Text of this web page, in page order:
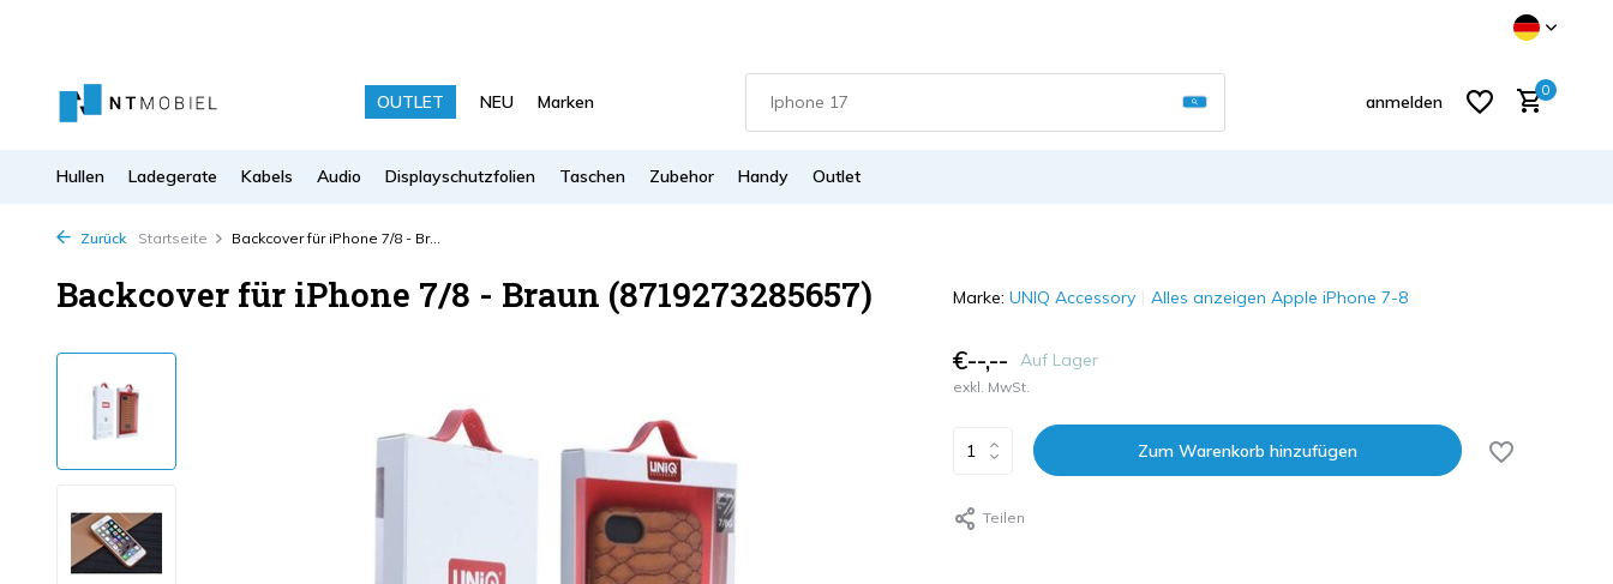
OUTLET NEU Marken
Verwende die Pfeile nach oben und unten, um
anmelden
0
Hullen Ladegerate Kabels Audio Displayschutzfolien Taschen Zubehor Handy Outlet
Zurück Startseite Backcover für iPhone 7/8 - Br...
Backcover für iPhone 7/8 - Braun (8719273285657) Marke: UNIQ Accessory Alles anzeigen Apple iPhone 7-8
€--,-- Auf Lager
exkl. MwSt.
Zum Warenkorb hinzufügen
Teilen